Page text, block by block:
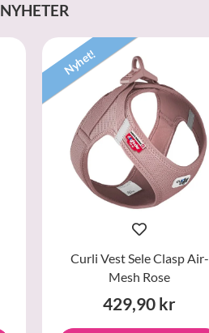
NYHETER
Nyhet!
Curli Vest Sele Clasp Air-
Mesh Rose
429,90 kr